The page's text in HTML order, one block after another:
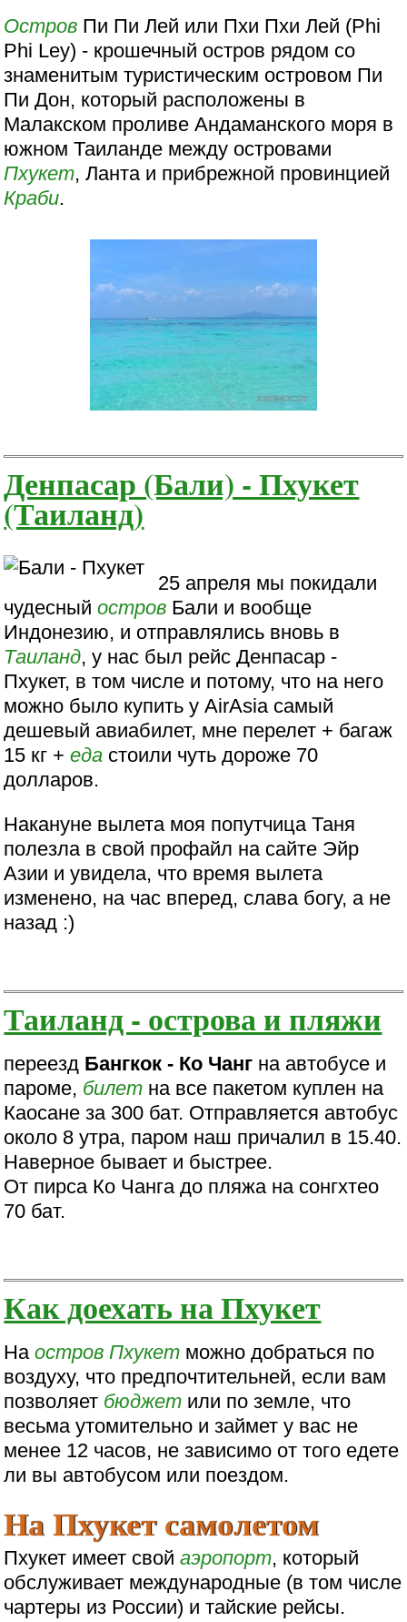
Остров Пи Пи Лей или Пхи Пхи Лей (Phi
Phi Ley) - крошечный остров рядом со
знаменитым туристическим островом Пи
Пи Дон, который расположены в
Малакском проливе Андаманского моря в
южном Таиланде между островами
Пхукет, Ланта и прибрежной провинцией
Краби.
Денпасар (Бали) - Пхукет
(Таиланд)
25 апреля мы покидали
чудесныйостров Бали и вообще
Индонезию, и отправлялись вновь в
Таиланд, у нас был рейс Денпасар -
Пхукет, в том числе и потому, что на него
можно было купить у AirAsia самый
дешевый авиабилет, мне перелет + багаж
15 кг +еда стоили чуть дороже 70
долларов.
Накануне вылета моя попутчица Таня
полезла в свой профайл на сайте Эйр
Азии и увидела, что время вылета
изменено, на час вперед, слава богу, а не
назад :)
Таиланд - острова и пляжи
переезд Бангкок - Ко Чанг на автобусе и
пароме, билет на все пакетом куплен на
Каосане за 300 бат. Отправляется автобус
около 8 утра, паром наш причалил в 15.40.
Наверное бывает и быстрее.
От пирса Ко Чанга до пляжа на сонгхтео
70 бат.
Как доехать на Пхукет
Наостров Пхукет можно добраться по
воздуху, что предпочтительней, если вам
позволяет бюджет или по земле, что
весьма утомительно и займет у вас не
менее 12 часов, не зависимо от того едете
ли вы автобусом или поездом.
На Пхукет самолетом
Пхукет имеет свойаэропорт, который
обслуживает международные (в том числе
чартеры из России) и тайские рейсы.